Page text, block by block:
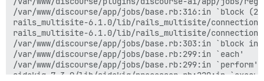
/var/www/discourse/app/jobs/base.rb:316:in `block
rails_multisite-6.1.0/lib/rails_multisite/
rails_multisite-6.1.0/lib/rails_multisite/
/var/www/discourse/app/jobs/base.rb:303:in `block
/var/www/discourse/app/jobs/base.rb:299:in `each'
/var/www/discourse/app/jobs/base.rb:299:in
sidekiq-7.3.9/lib/sidekiq/processor.rb:220:in